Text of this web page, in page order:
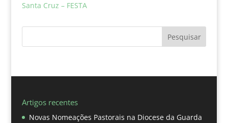
Santa Cruz – FESTA
Pesquisar
Artigos recentes
Novas Nomeações Pastorais na Diocese da Guarda